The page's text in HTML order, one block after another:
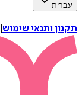
עברית
תקנון ותנאי שימוש